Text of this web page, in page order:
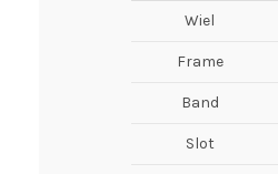
Wiel
Frame
Band
Slot